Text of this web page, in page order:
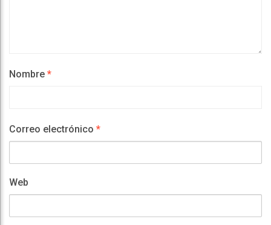
Nombre *
Correo electrónico *
Web